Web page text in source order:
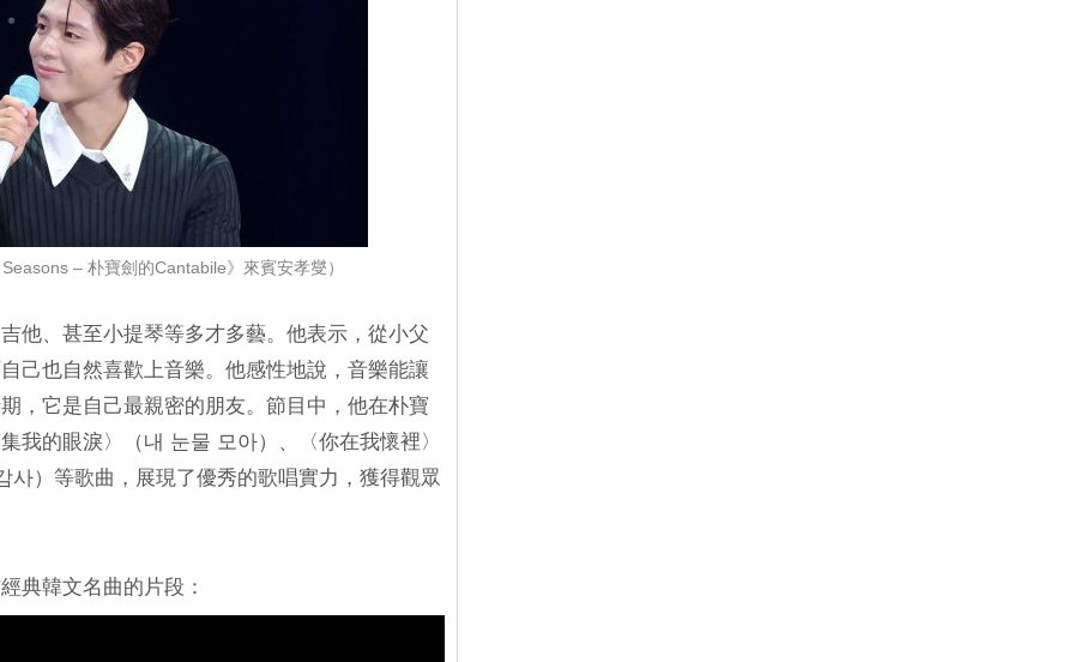
– 朴寶劍的Cantabile》來賓安孝燮）
他、甚至小提琴等多才多藝。他表示，從小父
己也自然喜歡上音樂。他感性地說，音樂能讓
，它是自己最親密的朋友。節目中，他在朴寶
我的眼淚〉（내 눈물 모아）、〈你在我懷裡〉
사）等歌曲，展現了優秀的歌唱實力，獲得觀眾
典韓文名曲的片段：